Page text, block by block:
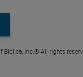
Inc.® All rights